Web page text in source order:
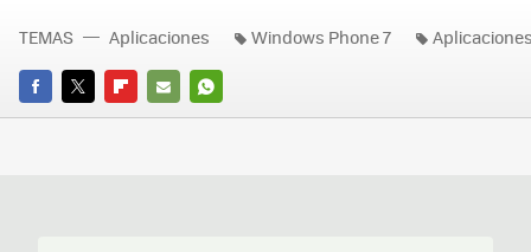
FACEBOOK
TWITTERFLIPBOARD
E-
WHATSAPP
TEMAS Aplicaciones Windows Phone 7